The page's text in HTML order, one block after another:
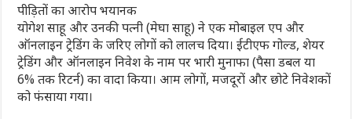
पीड़ितों का आरोप भयानक
योगेश साहू और उनकी पत्नी (मेघा साहू) ने एक मोबाइल एप और
ऑनलाइन ट्रेडिंग के जरिए लोगों को लालच दिया। ईटीएफ गोल्ड, शेयर
ट्रेडिंग और ऑनलाइन निवेश के नाम पर भारी मुनाफा (पैसा डबल या
6% तक रिटर्न) का वादा किया। आम लोगों, मजदूरों और छोटे निवेशकों
को फंसाया गया।